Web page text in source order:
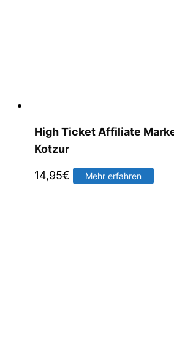
High Ticket Affiliate
Kotzur
14,95€ Mehr erfahren